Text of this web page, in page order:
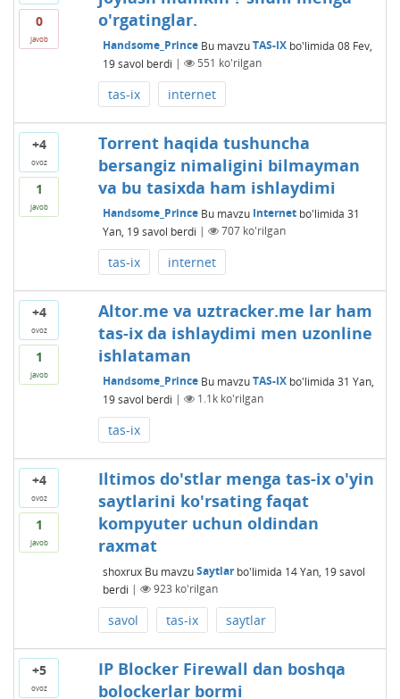
0
javob
o'rgatinglar.
Handsome_Prince Bu mavzuTAS-IXbo'limida 08 Fev,
19 savol berdi | 551 ko'rilgan
tas-ix internet
+4
ovoz
1
javob
Torrent haqida tushuncha
bersangiz nimaligini bilmayman
va bu tasixda ham ishlaydimi
Handsome_Prince Bu mavzu Internetbo'limida 31
Yan, 19 savol berdi | 707ko'rilgan
tas-ix internet
+4
ovoz
1
javob
Altor.me va uztracker.me lar ham
tas-ix da ishlaydimi men uzonline
ishlataman
Handsome_Prince Bu mavzuTAS-IXbo'limida 31 Yan,
19 savol berdi | 1.1kko'rilgan
tas-ix
+4
ovoz
1
javob
Iltimos do'stlar menga tas-ix o'yin
saytlarini ko'rsating faqat
kompyuter uchun oldindan
raxmat
shoxrux Bu mavzuSaytlarbo'limida 14 Yan, 19 savol
berdi | 923 ko'rilgan
savol tas-ix saytlar
+5
ovoz
IP Blocker Firewall dan boshqa
bolockerlar bormi